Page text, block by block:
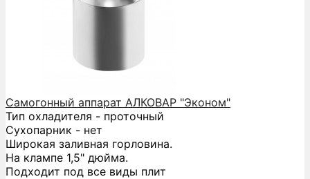
Самогонный аппарат АЛКОВАР "Эконом"
Тип охладителя - проточный
Сухопарник - нет
Широкая заливная горловина.
На клампе 1,5" дюйма.
Подходит под все виды плит